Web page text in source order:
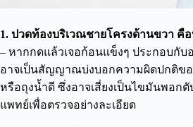
1. ปวดท้องบริเวณชายโครงด้านขวา คื
– หากกดแล้วเจอก้อนแข็งๆ ประกอบกับ
อาจเป็นสัญญาณบ่งบอกความผิดปกติข
หรือถุงน้ำดี ซึ่งอาจเสี่ยงเป็นไขมันพอก
แพทย์เพื่อตรวจอย่างละเอียด